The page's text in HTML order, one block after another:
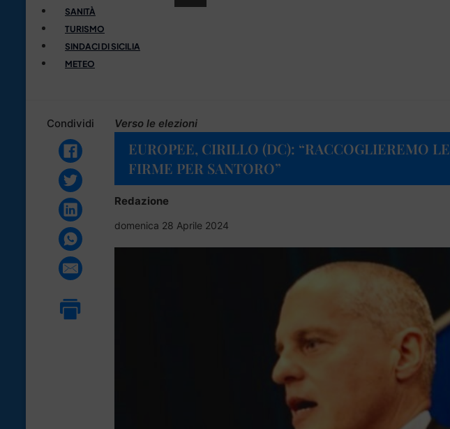
SANITÀ
TURISMO
SINDACI DI SICILIA
METEO
Condividi Verso le elezioni
EUROPEE, CIRILLO (DC): “RACCOGLIEREMO LE
FIRME PER SANTORO”
Redazione
domenica 28 Aprile 2024